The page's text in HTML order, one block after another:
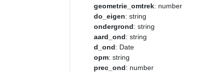
geometrie_omtrek: number
do_eigen: string
ondergrond: string
aard_ond: string
d_ond: Date
opm: string
prec_ond: number